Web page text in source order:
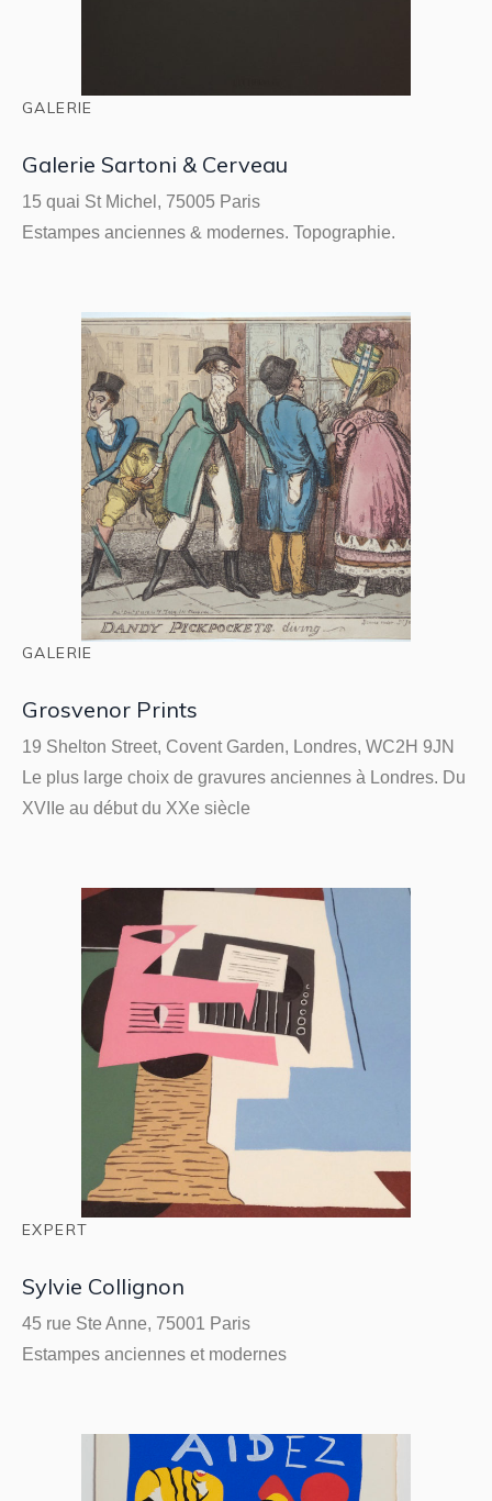
GALERIE
Galerie Sartoni & Cerveau
15 quai St Michel, 75005 Paris
Estampes anciennes & modernes. Topographie.
GALERIE
Grosvenor Prints
19 Shelton Street, Covent Garden, Londres, WC2H 9JN
Le plus large choix de gravures anciennes à Londres. Du
XVIIe au début du XXe siècle
EXPERT
Sylvie Collignon
45 rue Ste Anne, 75001 Paris
Estampes anciennes et modernes